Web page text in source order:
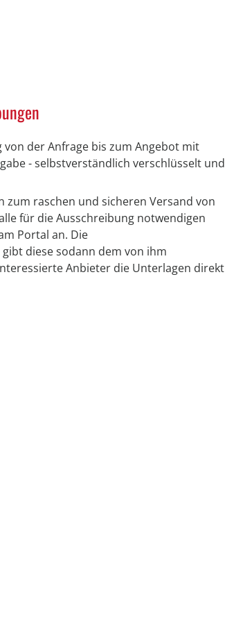
der Anfrage bis zum Angebot mit
- selbstverständlich verschlüsselt und
raschen und sicheren Versand von
für die Ausschreibung notwendigen
Portal an. Die
diese sodann dem von ihm
Anbieter die Unterlagen direkt